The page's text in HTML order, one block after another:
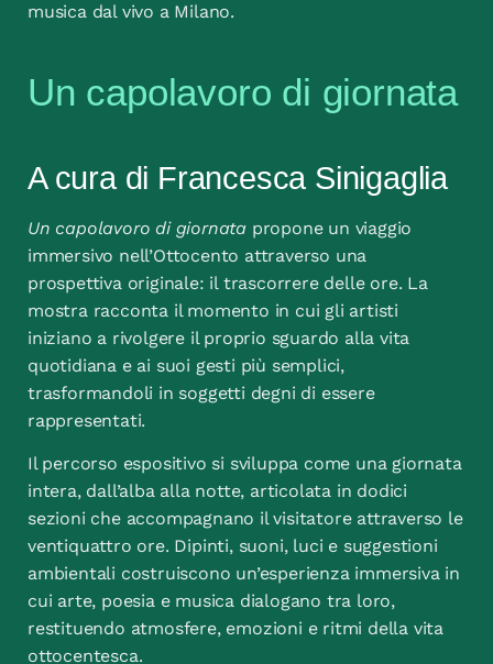
musica dal vivo a Milano.
Un capolavoro di giornata
A cura di Francesca Sinigaglia
Un capolavoro di giornata propone un viaggio
immersivo nell’Ottocento attraverso una
prospettiva originale: il trascorrere delle ore. La
mostra racconta il momento in cui gli artisti
iniziano a rivolgere il proprio sguardo alla vita
quotidiana e ai suoi gesti più semplici,
trasformandoli in soggetti degni di essere
rappresentati.
Il percorso espositivo si sviluppa come una giornata
intera, dall’alba alla notte, articolata in dodici
sezioni che accompagnano il visitatore attraverso le
ventiquattro ore. Dipinti, suoni, luci e suggestioni
ambientali costruiscono un’esperienza immersiva in
cui arte, poesia e musica dialogano tra loro,
restituendo atmosfere, emozioni e ritmi della vita
ottocentesca.